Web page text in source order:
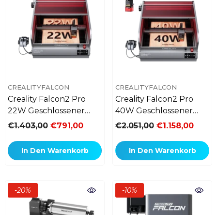
VERKÄUFERIN:
CREALITYFALCON
Creality Falcon2 Pro
22W Geschlossener
Laser Gravierer & Cutter
€1.403,00 €791,00
In Den Warenkorb
VERKÄUFERIN:
CREALITYFALCON
Creality Falcon2 Pro
40W Geschlossener
Laser Gravierer & Cutter
€2.051,00 €1.158,00
In Den Warenkorb
-20% -10%